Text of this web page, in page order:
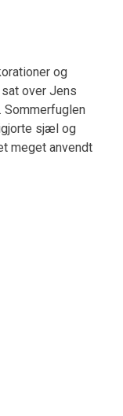
og
over Jens
Sommerfuglen
sjæl og
meget anvendt